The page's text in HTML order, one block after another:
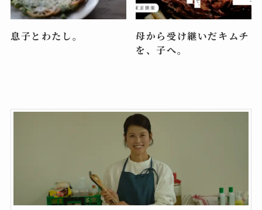
息子とわたし。
母から受け継いだキムチ
を、子へ。